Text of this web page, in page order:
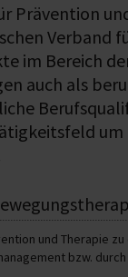
Prävention
Verband
im Bereich
auch als
und Therapie
bzw.